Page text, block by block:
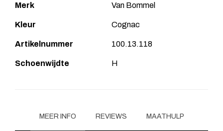
Merk Van Bommel
Kleur Cognac
Artikelnummer 100.13.118
Schoenwijdte H
MEER INFO REVIEWS MAATHULP